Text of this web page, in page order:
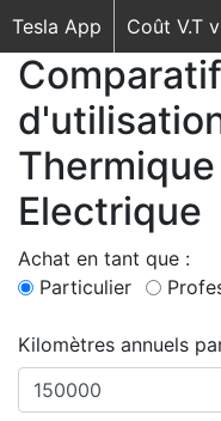
Tesla App Coût V.T
Electrique
Achat en tant que :
Particulier
Kilomètres annuels